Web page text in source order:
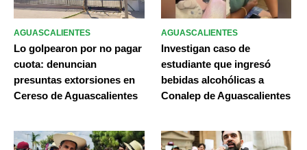
AGUASCALIENTES
Lo golpearon por no pagar
cuota: denuncian
presuntas extorsiones en
Cereso de Aguascalientes
AGUASCALIENTES
Investigan caso de
estudiante que ingresó
bebidas alcohólicas a
Conalep de Aguascalientes